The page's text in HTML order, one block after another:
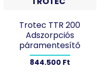
Trotec TTR 200
Adszorpciós
páramentesítő
844.500 Ft